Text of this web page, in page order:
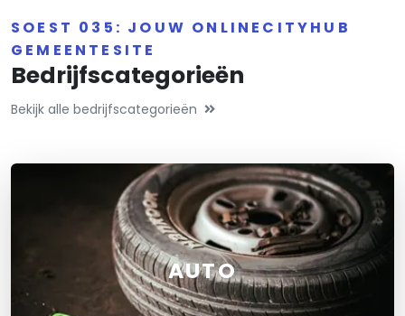
SOEST 035: JOUW ONLINECITYHUB
GEMEENTESITE
Bedrijfscategorieën
Bekijk alle bedrijfscategorieën
AUTO